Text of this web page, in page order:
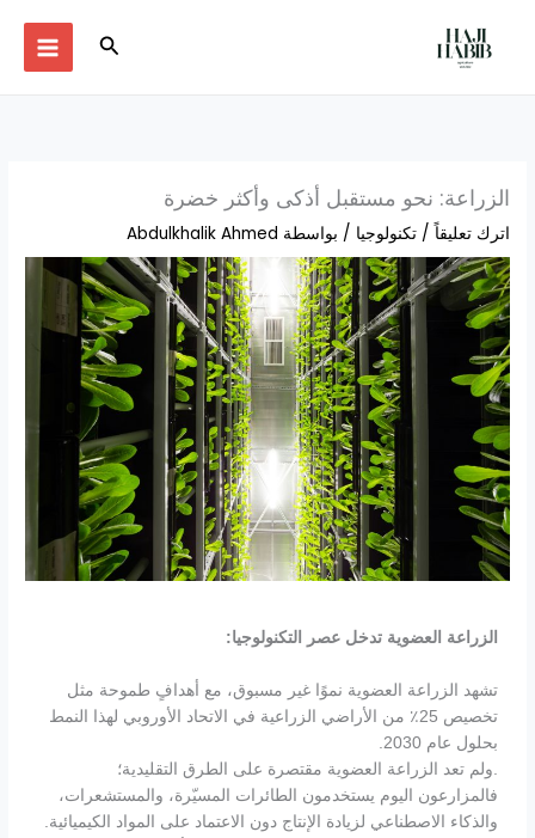
المحتوى
البحث
الزراعة: نحو مستقبل أذكى وأكثر خضرة
اترك تعليقاً /تكنولوجيا / بواسطة Abdulkhalik Ahmed
الزراعة العضوية تدخل عصر التكنولوجيا:
تشهد الزراعة العضوية نموًا غير مسبوق، مع أهدافٍ طموحة مثل
تخصيص 25٪ من الأراضي الزراعية في الاتحاد الأوروبي لهذا النمط
بحلول عام 2030.
.ولم تعد الزراعة العضوية مقتصرة على الطرق التقليدية؛
فالمزارعون اليوم يستخدمون الطائرات المسيّرة، والمستشعرات،
والذكاء الاصطناعي لزيادة الإنتاج دون الاعتماد على المواد الكيميائية.